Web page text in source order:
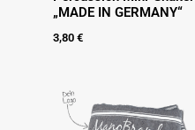
„MADE IN GERMANY“
3,80 €